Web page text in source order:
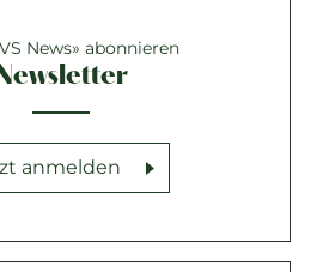
News» abonnieren
anmelden